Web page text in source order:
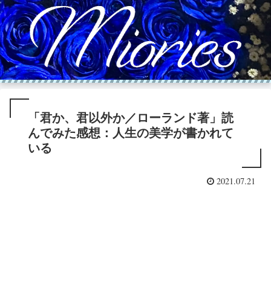
「君か、君以外か／ローランド著」読
んでみた感想：人生の美学が書かれて
いる
2021.07.21